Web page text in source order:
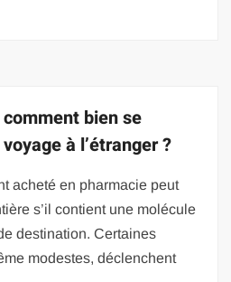
bien se
à l’étranger ?
acheté en pharmacie peut
s’il contient une molécule
destination. Certaines
modestes, déclenchent